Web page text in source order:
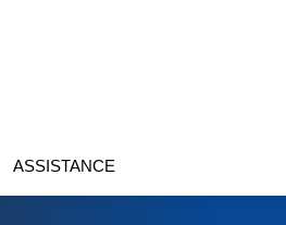
ASSISTANCE